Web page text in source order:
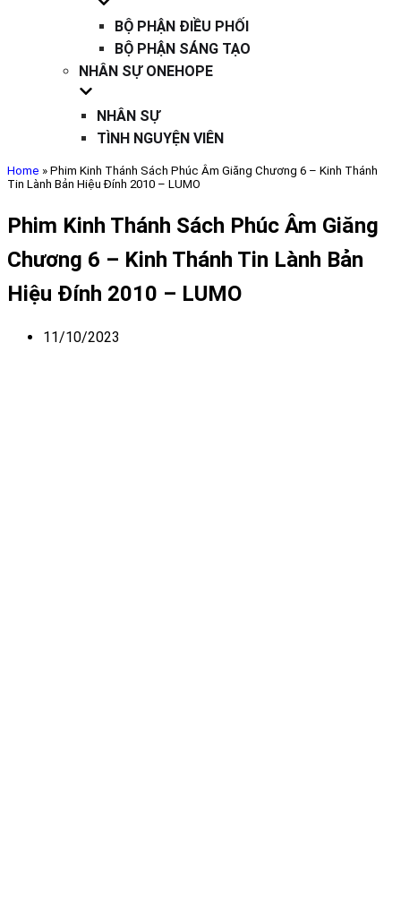
BỘ PHẬN ĐIỀU PHỐI
BỘ PHẬN SÁNG TẠO
NHÂN SỰ ONEHOPE
NHÂN SỰ
TÌNH NGUYỆN VIÊN
Home » Phim Kinh Thánh Sách Phúc Âm Giăng Chương 6 – Kinh Thánh
Tin Lành Bản Hiệu Đính 2010 – LUMO
Phim Kinh Thánh Sách Phúc Âm Giăng
Chương 6 – Kinh Thánh Tin Lành Bản
Hiệu Đính 2010 – LUMO
11/10/2023